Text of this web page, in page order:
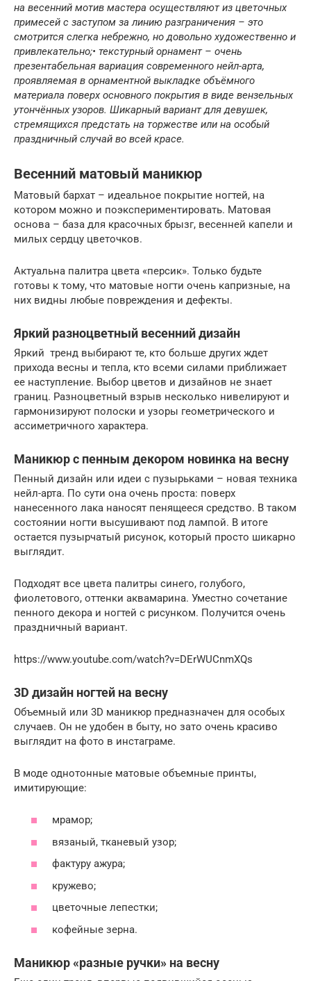
на весенний мотив мастера осуществляют из цветочных
примесей с заступом за линию разграничения – это
смотрится слегка небрежно, но довольно художественно и
привлекательно;• текстурный орнамент – очень
презентабельная вариация современного нейл-арта,
проявляемая в орнаментной выкладке объёмного
материала поверх основного покрытия в виде вензельных
утончённых узоров. Шикарный вариант для девушек,
стремящихся предстать на торжестве или на особый
праздничный случай во всей красе.
Весенний матовый маникюр
Матовый бархат – идеальное покрытие ногтей, на
котором можно и поэкспериментировать. Матовая
основа – база для красочных брызг, весенней капели и
милых сердцу цветочков.
Актуальна палитра цвета «персик». Только будьте
готовы к тому, что матовые ногти очень капризные, на
них видны любые повреждения и дефекты.
Яркий разноцветный весенний дизайн
Яркий тренд выбирают те, кто больше других ждет
прихода весны и тепла, кто всеми силами приближает
ее наступление. Выбор цветов и дизайнов не знает
границ. Разноцветный взрыв несколько нивелируют и
гармонизируют полоски и узоры геометрического и
ассиметричного характера.
Маникюр с пенным декором новинка на весну
Пенный дизайн или идеи с пузырьками – новая техника
нейл-арта. По сути она очень проста: поверх
нанесенного лака наносят пенящееся средство. В таком
состоянии ногти высушивают под лампой. В итоге
остается пузырчатый рисунок, который просто шикарно
выглядит.
Подходят все цвета палитры синего, голубого,
фиолетового, оттенки аквамарина. Уместно сочетание
пенного декора и ногтей с рисунком. Получится очень
праздничный вариант.
https://www.youtube.com/watch?v=DErWUCnmXQs
3D дизайн ногтей на весну
Объемный или 3D маникюр предназначен для особых
случаев. Он не удобен в быту, но зато очень красиво
выглядит на фото в инстаграме.
В моде однотонные матовые объемные принты,
имитирующие:
мрамор;
вязаный, тканевый узор;
фактуру ажура;
кружево;
цветочные лепестки;
кофейные зерна.
Маникюр «разные ручки» на весну